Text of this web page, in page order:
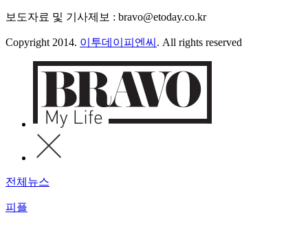
보도자료 및 기사제보 : bravo@etoday.co.kr
Copyright 2014. 이투데이피엔씨 . All rights reserved
전체뉴스
피플